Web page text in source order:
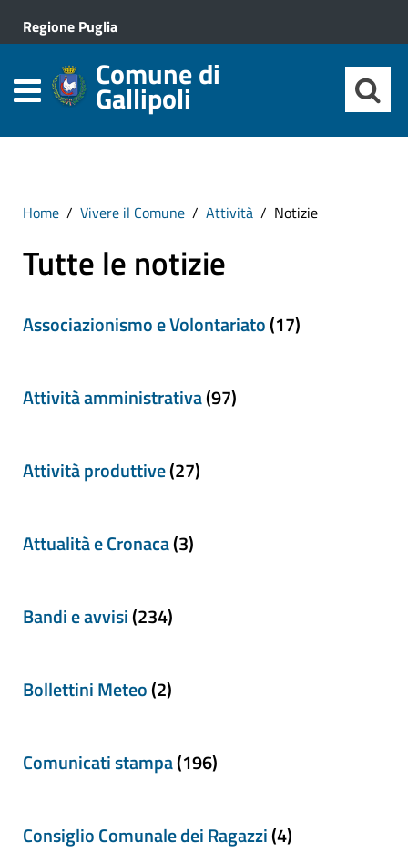
Regione Puglia
Comune di
Gallipoli
Home Vivere il Comune Attività Notizie
Tutte le notizie
Associazionismo e Volontariato(17)
Attività amministrativa(97)
Attività produttive(27)
Attualità e Cronaca(3)
Bandi e avvisi(234)
Bollettini Meteo(2)
Comunicati stampa(196)
Consiglio Comunale dei Ragazzi(4)